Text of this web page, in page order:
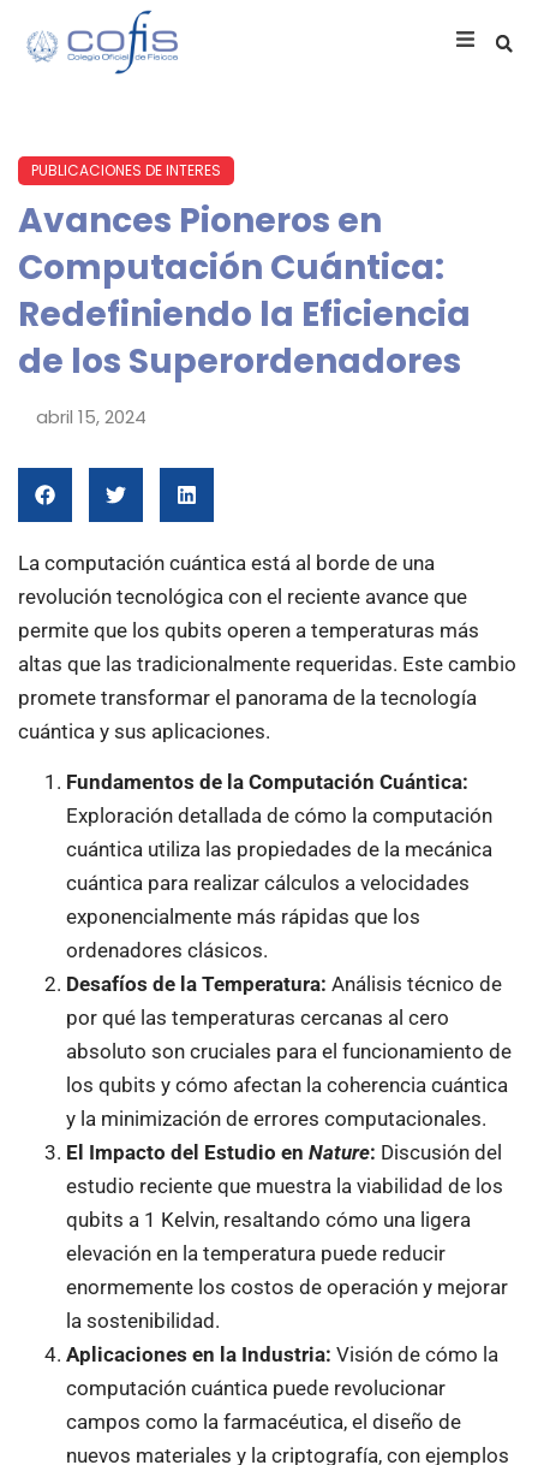
PUBLICACIONES DE INTERES
Avances Pioneros en
Computación Cuántica:
Redefiniendo la Eficiencia
de los Superordenadores
abril 15, 2024
La computación cuántica está al borde de una
revolución tecnológica con el reciente avance que
permite que los qubits operen a temperaturas más
altas que las tradicionalmente requeridas. Este cambio
promete transformar el panorama de la tecnología
cuántica y sus aplicaciones.
Fundamentos de la Computación Cuántica:
Exploración detallada de cómo la computación
cuántica utiliza las propiedades de la mecánica
cuántica para realizar cálculos a velocidades
exponencialmente más rápidas que los
ordenadores clásicos.
Desafíos de la Temperatura: Análisis técnico de
por qué las temperaturas cercanas al cero
absoluto son cruciales para el funcionamiento de
los qubits y cómo afectan la coherencia cuántica
y la minimización de errores computacionales.
El Impacto del Estudio en Nature: Discusión del
estudio reciente que muestra la viabilidad de los
qubits a 1 Kelvin, resaltando cómo una ligera
elevación en la temperatura puede reducir
enormemente los costos de operación y mejorar
la sostenibilidad.
Aplicaciones en la Industria: Visión de cómo la
computación cuántica puede revolucionar
campos como la farmacéutica, el diseño de
nuevos materiales y la criptografía, con ejemplos